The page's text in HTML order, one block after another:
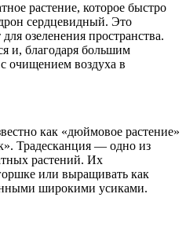
растение, которое быстро
сердцевидный. Это
озеленения пространства.
и, благодаря большим
очищением воздуха в
как «дюймовое растение»
Традесканция — одно из
растений. Их
или выращивать как
широкими усиками.